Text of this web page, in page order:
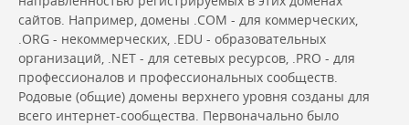
сайтов. Например, домены .COM - для коммерческих,
.ORG - некоммерческих, .EDU - образовательных
организаций, .NET - для сетевых ресурсов, .PRO - для
профессионалов и профессиональных сообществ.
Родовые (общие) домены верхнего уровня созданы для
всего интернет-сообщества. Первоначально было